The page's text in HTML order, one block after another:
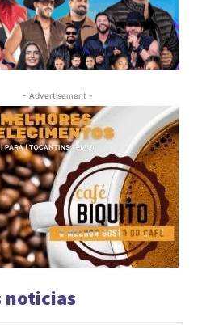
- Advertisement -
noticias